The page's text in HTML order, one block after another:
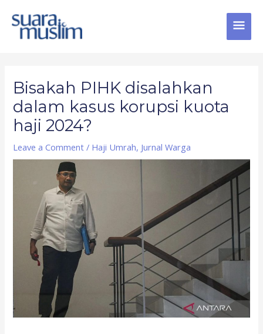
content
Bisakah PIHK disalahkan
dalam kasus korupsi kuota
haji 2024?
Leave a Comment / Haji Umrah, Jurnal Warga